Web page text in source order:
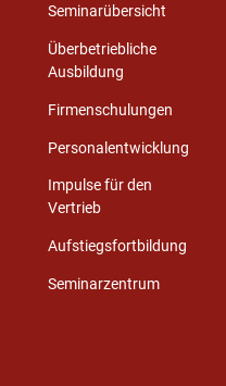
Seminarübersicht
Überbetriebliche
Ausbildung
Firmenschulungen
Personalentwicklung
Impulse für den
Vertrieb
Aufstiegsfortbildung
Seminarzentrum